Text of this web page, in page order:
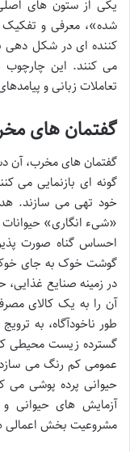
یکی از ستون های
شده»، معرفی و
کننده ای در شکل دهی
می کنند. این چارچوب
تعاملات زبانی و
گفتمان های
گفتمان های مخرب، آن
گونه ای بازنمایی می
خود تهی می سازند.
«شیء انگاری»
احساس گناه صورت
گوشت خوک به جای
در زمینه صنایع
آن را به یک کالای
طور ناخودآگاه، به
گسترده زیست محیطی
عمومی کم رنگ می
حیوانی پرده پوشی می
آزمایش های حیوانی
مشروعیت بخش اعمالی